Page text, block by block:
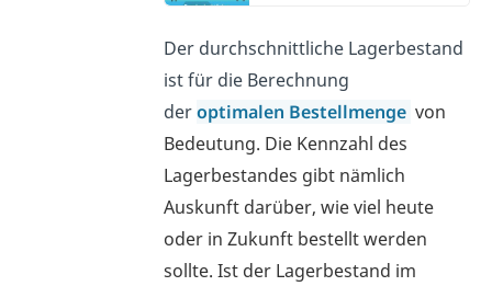
Der durchschnittliche Lagerbestand
ist für die Berechnung
deroptimalen Bestellmenge von
Bedeutung. Die Kennzahl des
Lagerbestandes gibt nämlich
Auskunft darüber, wie viel heute
oder in Zukunft bestellt werden
sollte. Ist der Lagerbestand im